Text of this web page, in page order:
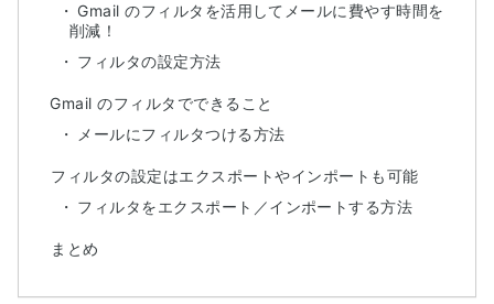
Gmail のフィルタを活用してメールに費やす時間を
削減！
フィルタの設定方法
Gmail のフィルタでできること
メールにフィルタつける方法
フィルタの設定はエクスポートやインポートも可能
フィルタをエクスポート／インポートする方法
まとめ